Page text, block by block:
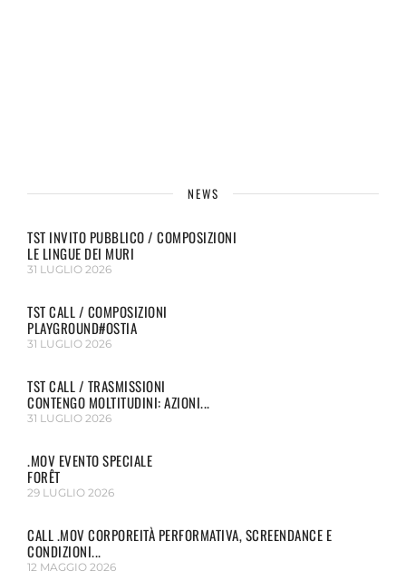
NEWS
TST INVITO PUBBLICO / COMPOSIZIONI
LE LINGUE DEI MURI
31 LUGLIO 2026
TST CALL / COMPOSIZIONI
PLAYGROUND#OSTIA
31 LUGLIO 2026
TST CALL / TRASMISSIONI
CONTENGO MOLTITUDINI: AZIONI...
31 LUGLIO 2026
.MOV EVENTO SPECIALE
FORÊT
29 LUGLIO 2026
CALL .MOV CORPOREITÀ PERFORMATIVA, SCREENDANCE E
CONDIZIONI...
12 MAGGIO 2026